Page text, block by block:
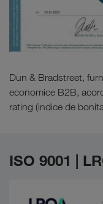
Dun & Bradstreet,
economice B2B,
rating (indice de
ISO 9001 |